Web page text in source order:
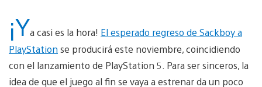
¡Ya casi es la hora! El esperado regreso de Sackboy a
PlayStation se producirá este noviembre, coincidiendo
con el lanzamiento de PlayStation 5. Para ser sinceros, la
idea de que el juego al fin se vaya a estrenar da un poco